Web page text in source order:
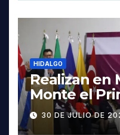
HIDALGO
Realizan en
Monte el
contra la
30 DE JULIO DE